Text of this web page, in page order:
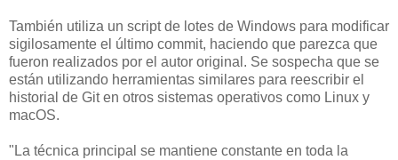
También utiliza un script de lotes de Windows para modificar
sigilosamente el último commit, haciendo que parezca que
fueron realizados por el autor original. Se sospecha que se
están utilizando herramientas similares para reescribir el
historial de Git en otros sistemas operativos como Linux y
macOS.
"La técnica principal se mantiene constante en toda la